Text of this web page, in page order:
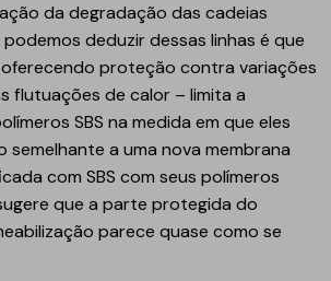
da degradação das cadeias
deduzir dessas linhas é que
proteção contra variações
flutuações de calor – limita a
SBS na medida em que eles
semelhante a uma nova membrana
com SBS com seus polímeros
que a parte protegida do
parece quase como se